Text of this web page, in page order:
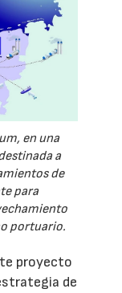
en una
a
de
para
portuario.
proyecto
de